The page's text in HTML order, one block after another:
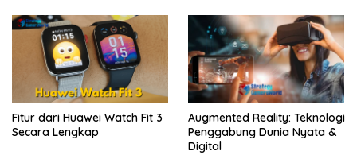
Fitur dari Huawei Watch Fit 3
Secara Lengkap
Augmented Reality: Teknologi
Penggabung Dunia Nyata &
Digital